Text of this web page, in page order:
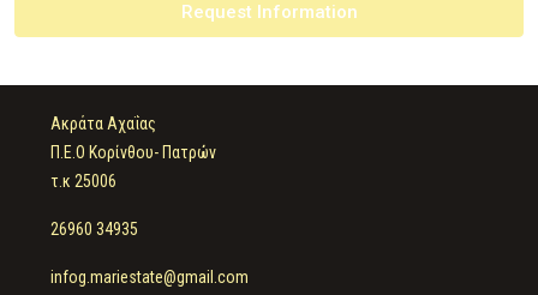
Request Information
Ακράτα Αχαΐας
Π.Ε.Ο Κορίνθου- Πατρών
τ.κ 25006
26960 34935
infog.mariestate@gmail.com